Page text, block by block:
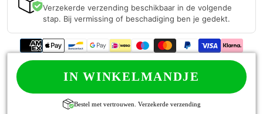
Verzekerde verzending beschikbaar in de volgende
stap. Bij vermissing of beschadiging ben je gedekt.
IN WINKELMANDJE
Bestel met vertrouwen. Verzekerde verzending